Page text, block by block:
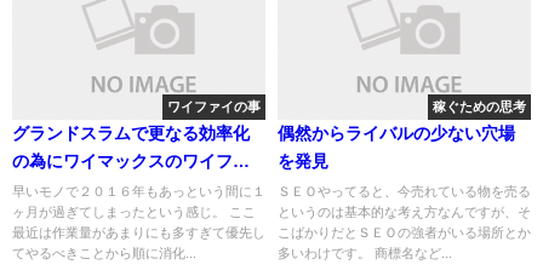
ワイファイの事
グランドスラムで更なる効率化
の為にワイマックスのワイファ
イを１台追加してみた
早いモノで２０１６年もあっという間に１
ヶ月が過ぎてしまったという感じ。 ここ
最近は作業量があまりにも多すぎて優先し
てやるべきことから順に消化...
稼ぐための思考
偶然からライバルの少ない穴場
を発見
ＳＥＯやってると、今売れている物を売る
というのは基本的な考え方なんですが、そ
こばかりだとＳＥＯの強者がいる場所とか
多いわけです。 商標名など...